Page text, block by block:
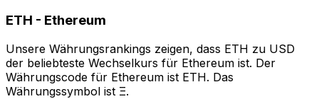
ETH - Ethereum
Unsere Währungsrankings zeigen, dass ETH zu USD
der beliebteste Wechselkurs für Ethereum ist. Der
Währungscode für Ethereum ist ETH. Das
Währungssymbol ist Ξ.